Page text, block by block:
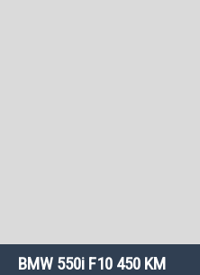
BMW 550i F10 450 KM